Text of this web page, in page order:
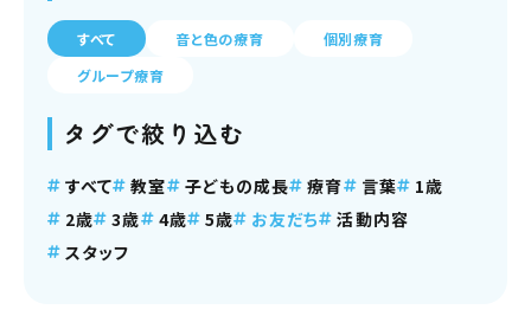
すべて 音と色の療育
個別療育
グループ療育
タグで絞り込む
すべて 教室 子どもの成長 療育 言葉
1歳
2歳
3歳 4歳 5歳 お友だち
活動内容
スタッフ